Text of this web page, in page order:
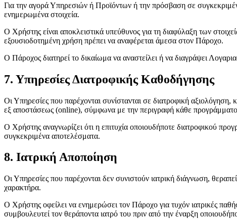
Για την αγορά Υπηρεσιών ή Προϊόντων ή την πρόσβαση σε
ενημερωμένα στοιχεία.
Ο Χρήστης είναι αποκλειστικά υπεύθυνος για τη διαφύλαξη των
εξουσιοδοτημένη χρήση πρέπει να αναφέρεται άμεσα στον Πάροχο.
Ο Πάροχος διατηρεί το δικαίωμα να αναστείλει ή να διαγράψει
7. Υπηρεσίες Διατροφικής Καθοδήγησης
Οι Υπηρεσίες που παρέχονται συνίστανται σε διατροφική
εξ αποστάσεως (online), σύμφωνα με την περιγραφή κάθε
Ο Χρήστης αναγνωρίζει ότι η επιτυχία οποιουδήποτε διατροφικού
συγκεκριμένα αποτελέσματα.
8. Ιατρική Αποποίηση
Οι Υπηρεσίες που παρέχονται δεν συνιστούν ιατρική διάγνωση,
χαρακτήρα.
Ο Χρήστης οφείλει να ενημερώσει τον Πάροχο για τυχόν ιατρικές
συμβουλευτεί τον θεράποντα ιατρό του πριν από την έναρξη